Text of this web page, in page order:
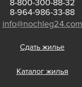
8-800-300-88-32
8-964-986-33-88
info@nochleg24.com
Сдать жилье
Каталог жилья